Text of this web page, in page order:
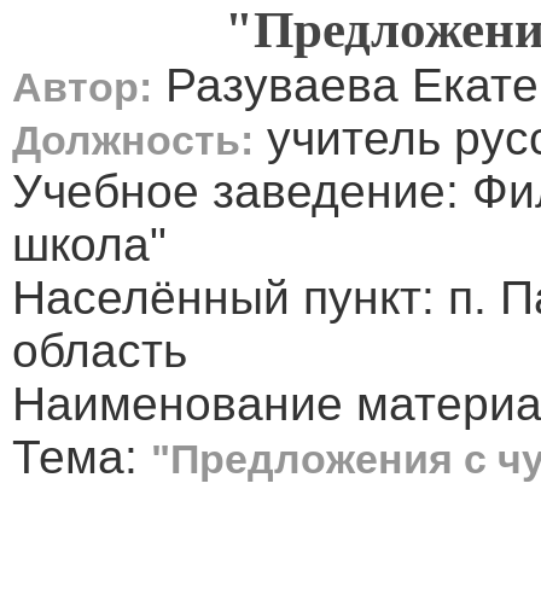
Автор: Разуваева
Должность: учитель
Учебное заведение:
школа"
Населённый пункт: п.
область
Наименование
Тема: "Предложения с